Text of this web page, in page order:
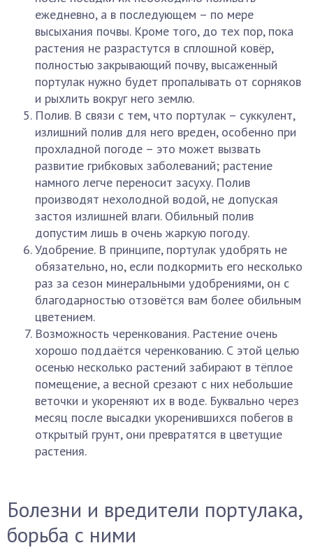
ежедневно, а в последующем – по мере
высыхания почвы. Кроме того, до тех пор, пока
растения не разрастутся в сплошной ковёр,
полностью закрывающий почву, высаженный
портулак нужно будет пропалывать от сорняков
и рыхлить вокруг него землю.
Полив. В связи с тем, что портулак – суккулент,
излишний полив для него вреден, особенно при
прохладной погоде – это может вызвать
развитие грибковых заболеваний; растение
намного легче переносит засуху. Полив
производят нехолодной водой, не допуская
застоя излишней влаги. Обильный полив
допустим лишь в очень жаркую погоду.
Удобрение. В принципе, портулак удобрять не
обязательно, но, если подкормить его несколько
раз за сезон минеральными удобрениями, он с
благодарностью отзовётся вам более обильным
цветением.
Возможность черенкования. Растение очень
хорошо поддаётся черенкованию. С этой целью
осенью несколько растений забирают в тёплое
помещение, а весной срезают с них небольшие
веточки и укореняют их в воде. Буквально через
месяц после высадки укоренившихся побегов в
открытый грунт, они превратятся в цветущие
растения.
Болезни и вредители портулака,
борьба с ними